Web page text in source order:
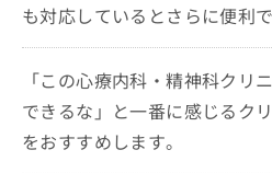
も対応しているとさらに便利で
「この心療内科・精神科クリ
できるな」と一番に感じるク
をおすすめします。